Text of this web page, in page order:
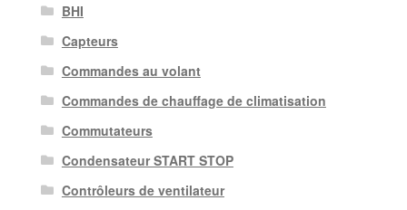
BHI
Capteurs
Commandes au volant
Commandes de chauffage de climatisation
Commutateurs
Condensateur START STOP
Contrôleurs de ventilateur